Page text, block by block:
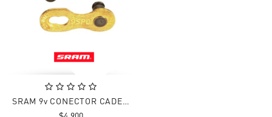
SRAM 9v CONECTOR CADENA SRAM